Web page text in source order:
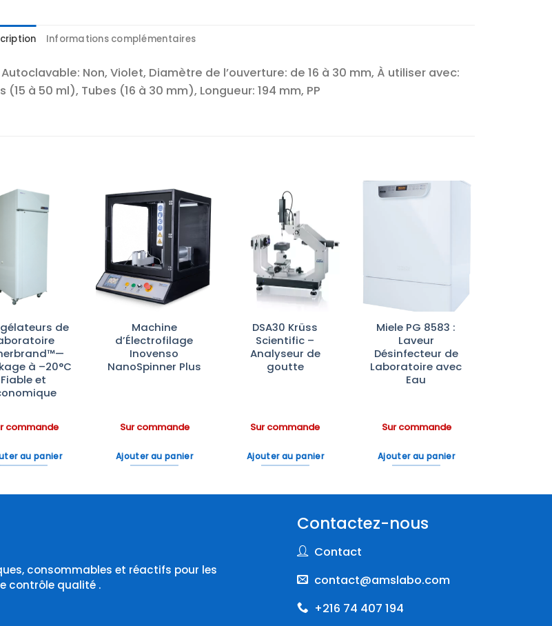
Informations complémentaires
Non, Violet, Diamètre de l’ouverture: de 16 à 30 mm, À utiliser avec:
à 50 ml), Tubes (16 à 30 mm), Longueur: 194 mm, PP
de
à –20°C
Fiable et
commande
au panier
Ajouter
à la liste
d’envies
Machine
d’Électrofilage
Inovenso
NanoSpinner Plus
Sur commande
Ajouter au panier
Ajouter
à la liste
d’envies
DSA30 Krüss
Scientific –
Analyseur de
goutte
Sur commande
Ajouter au panier
Miele PG 8583 :
Laveur
Désinfecteur de
Laboratoire avec
Eau
Sur commande
Ajouter au panier
consommables et réactifs pour les
contrôle qualité .
Contactez-nous
Contact
contact@amslabo.com
+216 74 407 194